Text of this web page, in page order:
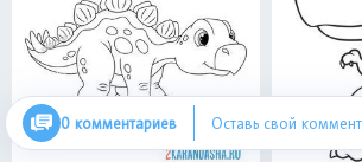
0 комментариев Оставь свой